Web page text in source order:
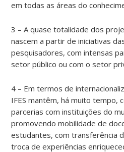
em todas as áreas do
3 – A quase totalidade dos
nascem a partir de iniciativas
pesquisadores, com intensas
setor público ou com o setor
4 – Em termos de
IFES mantêm, há muito tempo,
parcerias com instituições do
promovendo mobilidade de
estudantes, com transferência
troca de experiências